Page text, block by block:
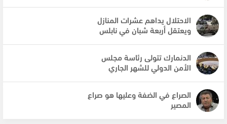
الاحتلال يداهم عشرات المنازل
ويعتقل أربعة شبان في نابلس
الدنمارك تتولى رئاسة مجلس
الأمن الدولي للشهر الجاري
الصراع في الضفة وعليها هو صراع
المصير